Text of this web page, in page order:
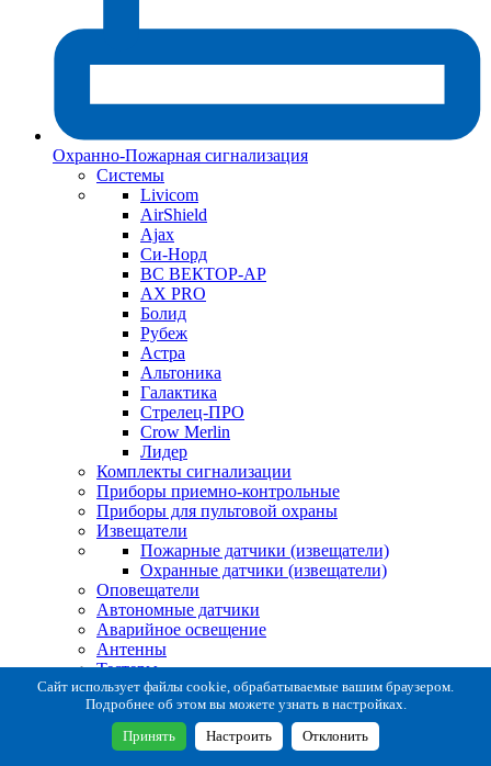
Охранно-Пожарная сигнализация
Системы
Livicom
AirShield
Ajax
Си-Норд
ВС ВЕКТОР-АР
AX PRO
Болид
Рубеж
Астра
Альтоника
Галактика
Стрелец-ПРО
Crow Merlin
Лидер
Комплекты сигнализации
Приборы приемно-контрольные
Приборы для пультовой охраны
Извещатели
Пожарные датчики (извещатели)
Охранные датчики (извещатели)
Оповещатели
Автономные датчики
Аварийное освещение
Антенны
Тестеры
Система сбора извещений
Расходные и монтажные материалы
Коробки коммутационные
Кронштейны для извещателей
Сайт использует файлы cookie, обрабатываемые вашим браузером.
Подробнее об этом вы можете узнать в настройках.
Принять Настроить Отклонить